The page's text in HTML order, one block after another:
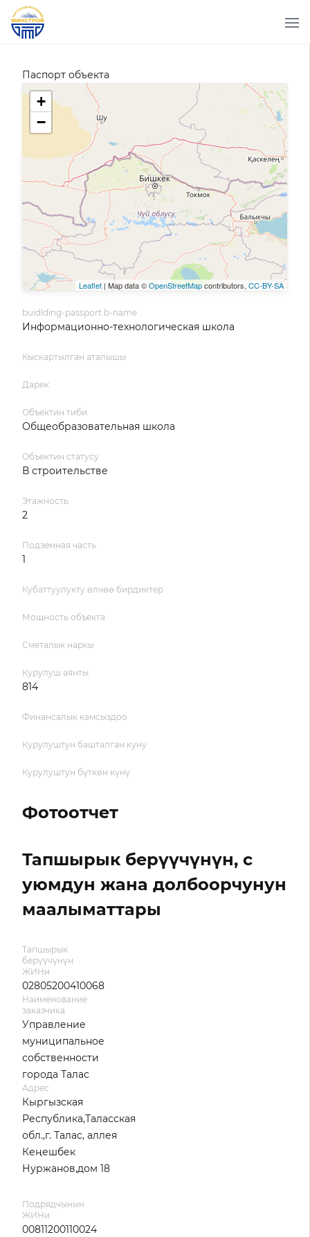
Паспорт объекта
+
−
Leaflet | Map data ©OpenStreetMapcontributors, CC-BY-SA
buidlding-passport.b-name
Информационно-технологическая школа
Кыскартылган аталышы
Дарек
Объектин тиби
Общеобразовательная школа
Объектин статусу
В строительстве
Этажность
2
Подземная часть
1
Кубаттуулукту өлчөө бирдиктер
Мощность объекта
Сметалык наркы
Курулуш аянты
814
Финансалык камсыздоо
Курулуштун башталган куну
Курулуштун бүткөн күнү
Фотоотчет
Тапшырык берүүчүнүн, с
уюмдун жана долбоорчунун
маалыматтары
Тапшырык
берүүчүнүн
ЖИНи
02805200410068
Наименование
заказчика
Управление
муниципальное
собственности
города Талас
Адрес
Кыргызская
Республика,Таласская
обл.,г. Талас, аллея
Кеңешбек
Нуржанов,дом 18
Подрядчынын
ЖИНи
00811200110024